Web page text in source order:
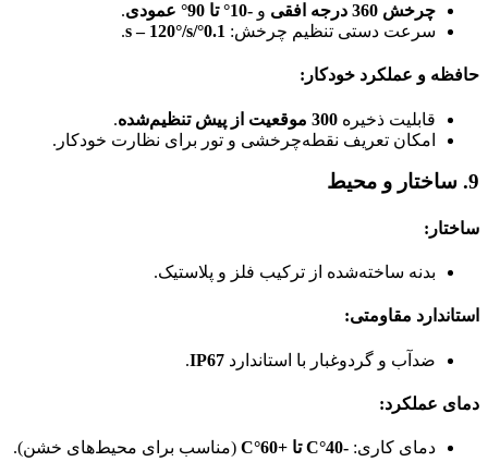
چرخش 360 درجه افقی و -10° تا 90° عمودی
.
سرعت دستی تنظیم چرخش: 0.1°/s – 120°/s
.
حافظه و عملکرد خودکار:
قابلیت ذخیره 300 موقعیت از پیش تنظیم‌شده
.
امکان تعریف نقطه‌چرخشی و تور برای نظارت خودکار.
9. ساختار و محیط
ساختار:
بدنه ساخته‌شده از ترکیب فلز و پلاستیک.
استاندارد مقاومتی:
ضدآب و گردوغبار با استاندارد IP67
.
دمای عملکرد:
دمای کاری: -40°C تا +60°C (مناسب برای محیط‌های خشن).